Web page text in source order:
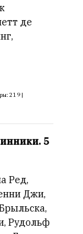
де
219 |
5
Ред,
Джи,
Рудольф